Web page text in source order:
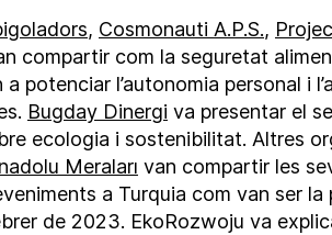
, Cosmonauti A.P.S.,
compartir com la seguretat
potenciar l’autonomia personal i
Bugday Dinergi va presentar el
ecologia i sostenibilitat. Altres
Meraları van compartir les
a Turquia com van ser
de 2023. EkoRozwoju va